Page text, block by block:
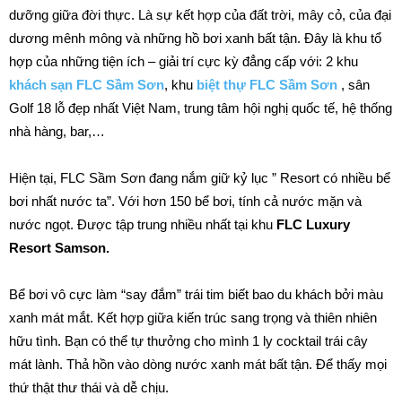
dưỡng giữa đời thực. Là sự kết hợp của đất trời, mây cỏ, của đại
dương mênh mông và những hồ bơi xanh bất tận. Đây là khu tổ
hợp của những tiện ích – giải trí cực kỳ đẳng cấp với: 2 khu
khách sạn FLC Sầm Sơn, khu biệt thự FLC Sầm Sơn , sân
Golf 18 lỗ đẹp nhất Việt Nam, trung tâm hội nghị quốc tế, hệ thống
nhà hàng, bar,…
Hiện tại, FLC Sầm Sơn đang nắm giữ kỷ lục ” Resort có nhiều bể
bơi nhất nước ta”. Với hơn 150 bể bơi, tính cả nước mặn và
nước ngọt. Được tập trung nhiều nhất tại khu FLC Luxury
Resort Samson.
Bể bơi vô cực làm “say đắm” trái tim biết bao du khách bởi màu
xanh mát mắt. Kết hợp giữa kiến trúc sang trọng và thiên nhiên
hữu tình. Bạn có thể tự thưởng cho mình 1 ly cocktail trái cây
mát lành. Thả hồn vào dòng nước xanh mát bất tận. Để thấy mọi
thứ thật thư thái và dễ chịu.